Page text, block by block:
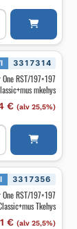
3317314
RST/197×197
mkehys
€ (alv 25,5%)
3317356
RST/197×197
Tkehys
€ (alv 25,5%)